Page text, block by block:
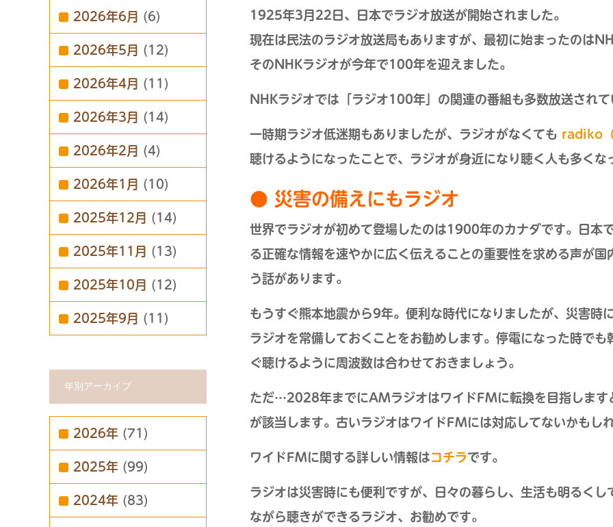
1925年3月22日、日本でラジオ放送が開始されました。
現在は民法のラジオ放送局もありますが、最初に始まったのは
そのNHKラジオが今年で100年を迎えました。
NHKラジオでは「ラジオ100年」の関連の番組も多数放送されて
一時期ラジオ低迷期もありましたが、ラジオがなくても radiko（
聴けるようになったことで、ラジオが身近になり聴く人も多くな
● 災害の備えにもラジオ
世界でラジオが初めて登場したのは1900年のカナダです。日本
る正確な情報を速やかに広く伝えることの重要性を求める声が国
う話があります。
もうすぐ熊本地震から9年。便利な時代になりましたが、災害時
ラジオを常備しておくことをお勧めします。停電になった時で
ぐ聴けるように周波数は合わせておきましょう。
ただ…2028年までにAMラジオはワイドFMに転換を目指します
が該当します。古いラジオはワイドFMには対応してないかもし
ワイドFMに関する詳しい情報はコチラです。
ラジオは災害時にも便利ですが、日々の暮らし、生活も明るくし
ながら聴きができるラジオ、お勧めです。
2026年6月 (6)
2026年5月 (12)
2026年4月 (11)
2026年3月 (14)
2026年2月 (4)
2026年1月 (10)
2025年12月 (14)
2025年11月 (13)
2025年10月 (12)
2025年9月 (11)
年別アーカイブ
2026年 (71)
2025年 (99)
2024年 (83)